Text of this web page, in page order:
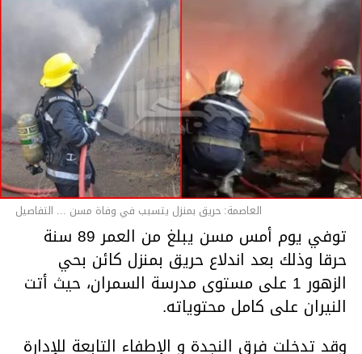
العاصمة: حريق بمنزل يتسبب في وفاة مسن ... التفاصيل
توفي يوم أمس مسن يبلغ من العمر 89 سنة
حرقا وذلك بعد اندلاع حريق بمنزل كائن بحي
الزهور 1 على مستوى مدرسة السمران، حيث أتت
النيران على كامل محتوياته.
وقد تدخلت فرق النجدة و الإطفاء التابعة للإدارة